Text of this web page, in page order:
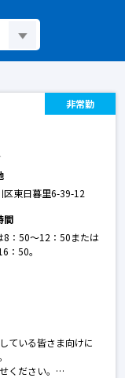
非常勤
区東日暮里6-39-12
間
8：50〜12：50または
：50。
ている皆さま向けに
ください。